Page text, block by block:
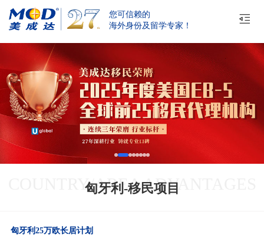
您可信赖的
海外身份及留学专家！
COUNTRY/AREA ADVANTAGES
匈牙利-移民项目
匈牙利25万欧长居计划